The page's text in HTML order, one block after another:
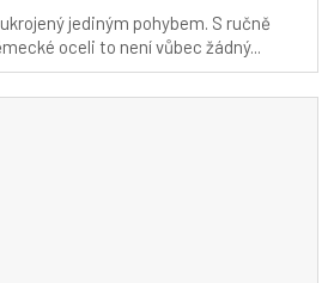
jediným pohybem. S ručně
oceli to není vůbec žádný...